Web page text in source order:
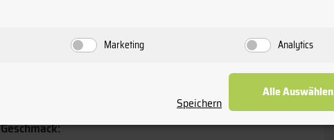
Château Lauduc, 5, Avenue de Lauduc, F-33370 Tresses 33370
Geschmack:
Marketing Analytics
Speichern
Alle Auswählen